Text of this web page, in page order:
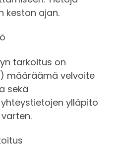
keston ajan.
tarkoitus on
määräämä velvoite
sekä
ylläpito